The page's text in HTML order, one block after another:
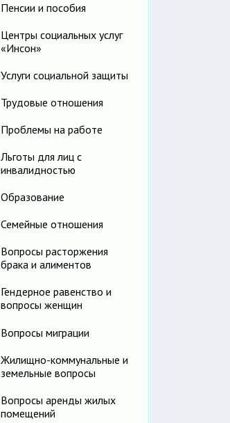
Пенсии и пособия
Центры социальных услуг
«Инсон»
Услуги социальной защиты
Трудовые отношения
Проблемы на работе
Льготы для лиц с
инвалидностью
Образование
Семейные отношения
Вопросы расторжения
брака и алиментов
Гендерное равенство и
вопросы женщин
Вопросы миграции
Жилищно-коммунальные и
земельные вопросы
Вопросы аренды жилых
помещений